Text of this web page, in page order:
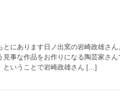
とにあります日ノ出窯の岩崎政雄さ
事な作品をお作りになる陶芸家さ
ということで岩崎政雄さん […]